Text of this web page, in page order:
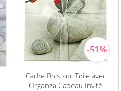
Cadre Bois sur Toile avec
Organza Cadeau Invité